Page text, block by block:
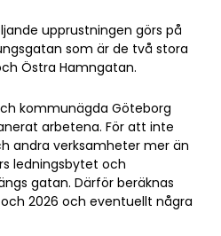
upprustningen görs på
som är de två stora
Östra Hamngatan.
kommunägda Göteborg
arbetena. För att inte
andra verksamheter mer än
ledningsbytet och
gatan. Därför beräknas
2026 och eventuellt några